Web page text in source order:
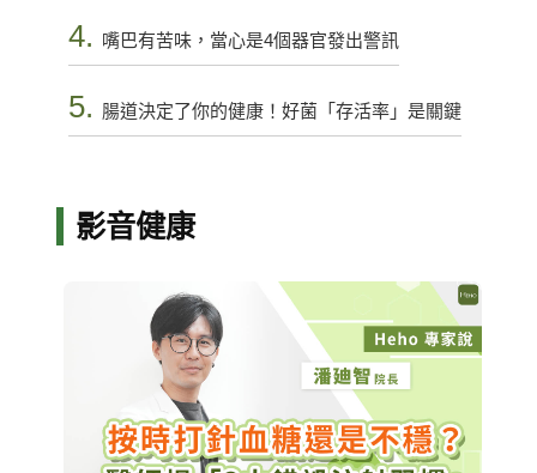
4. 嘴巴有苦味，當心是4個器官發出警訊
5. 腸道決定了你的健康！好菌「存活率」是關鍵
影音健康